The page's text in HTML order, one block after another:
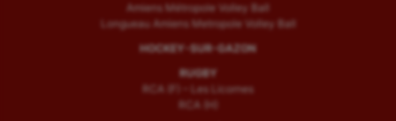
Amiens Métropole Volley Ball
Longueau Amiens Metropole Volley Ball
HOCKEY-SUR-GAZON
RUGBY
RCA (F) – Les Licornes
RCA (H)